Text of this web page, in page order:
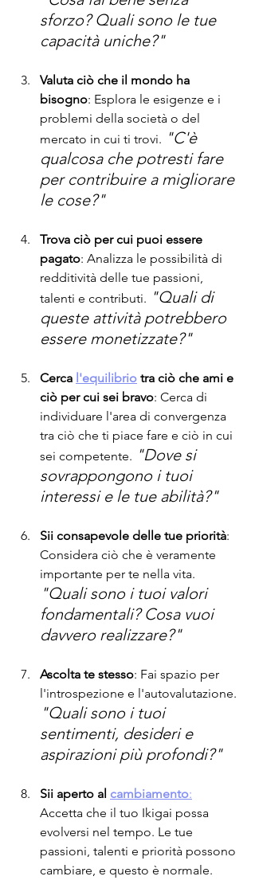
sforzo? Quali sono le tue
capacità uniche?"
Valuta ciò che il mondo ha
bisogno: Esplora le esigenze e i
problemi della società o del
mercato in cui ti trovi. "C'è
qualcosa che potresti fare
per contribuire a migliorare
le cose?"
Trova ciò per cui puoi essere
pagato: Analizza le possibilità di
redditività delle tue passioni,
talenti e contributi. "Quali di
queste attività potrebbero
essere monetizzate?"
Cerca l'equilibrio tra ciò che ami e
ciò per cui sei bravo: Cerca di
individuare l'area di convergenza
tra ciò che ti piace fare e ciò in cui
sei competente. "Dove si
sovrappongono i tuoi
interessi e le tue abilità?"
Sii consapevole delle tue priorità:
Considera ciò che è veramente
importante per te nella vita.
"Quali sono i tuoi valori
fondamentali? Cosa vuoi
davvero realizzare?"
Ascolta te stesso: Fai spazio per
l'introspezione e l'autovalutazione.
"Quali sono i tuoi
sentimenti, desideri e
aspirazioni più profondi?"
Sii aperto al cambiamento:
Accetta che il tuo Ikigai possa
evolversi nel tempo. Le tue
passioni, talenti e priorità possono
cambiare, e questo è normale.